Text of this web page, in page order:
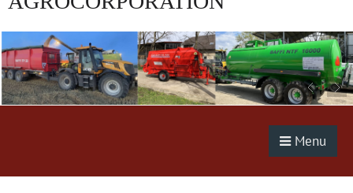
s.r.o.
Menu